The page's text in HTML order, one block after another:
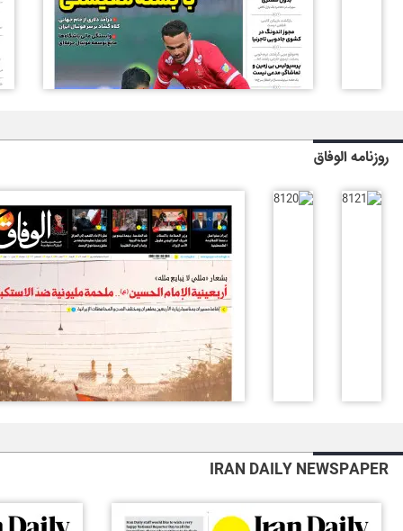
روزنامه الوفاق
IRAN DAILY NEWSPAPER